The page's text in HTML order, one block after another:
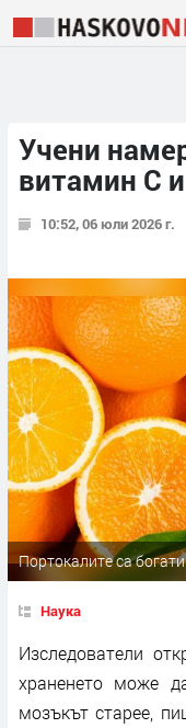
Учени
витамин С
10:52, 06 юли 2026 г.
Портокалите са
Наука
Изследователи
храненето може
мозъкът старее,